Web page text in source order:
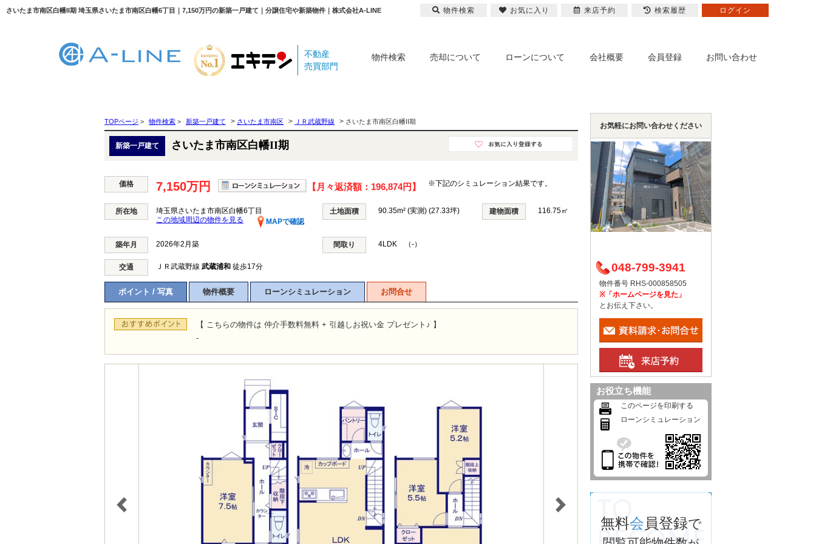
さいたま市南区白幡II期 埼玉県さいたま市南区白幡6丁目｜7,150万円の新築一戸建て｜分譲住宅や新築物件｜株式会社A-LINE
不動産
売買部門
物件検索 売却について ローンについて 会社概要 会員登録 お問い合わせ
TOPページ > 物件検索 > 新築一戸建て > さいたま市南区 > ＪＲ武蔵野線 > さいたま市南区白幡II期
新築一戸建て さいたま市南区白幡II期
価格 7,150万円 【月々返済額： 196,874円 】 ※下記のシミュレーション結果です。
所在地
埼玉県さいたま市南区白幡6丁目
MAPで確認
この地域周辺の物件を見る
土地面積 90.35m² (実測) (27.33坪) 建物面積 116.75㎡
築年月 2026年2月築 間取り 4LDK （-）
交通 ＪＲ武蔵野線 武蔵浦和 徒歩17分
ポイント / 写真 物件概要 ローンシミュレーション お問合せ
【 こちらの物件は 仲介手数料無料 + 引越しお祝い金 プレゼント♪ 】
-
お気軽にお問い合わせください
048-799-3941
物件番号 RHS-000858505
※「ホームページを見た」
とお伝え下さい。
お役立ち機能
このページを印刷する
ローンシミュレーション
無料会員登録で
物件検索 お気に入り 来店予約 検索履歴 ログイン